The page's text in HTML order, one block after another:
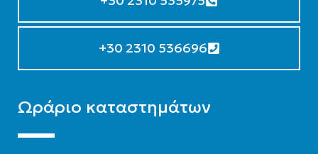
+30 2310 536696
Ωράριο καταστημάτων